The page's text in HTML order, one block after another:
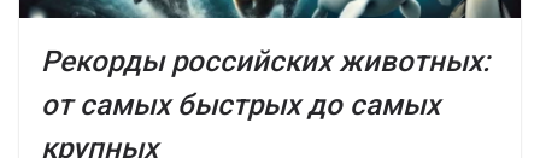
Рекорды российских животных:
от самых быстрых до самых
крупных